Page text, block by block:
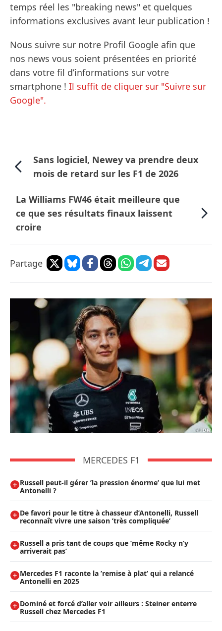
temps réel les "breaking news" et quelques
informations exclusives avant leur publication !
Nous suivre sur notre Profil Google afin que
nos news vous soient présentées en priorité
dans votre fil d’informations sur votre
smartphone ! Il suffit de cliquer sur "Suivre sur
Google".
Sans logiciel, Newey va prendre deux
mois de retard sur les F1 de 2026
La Williams FW46 était meilleure que
ce que ses résultats finaux laissent
croire
Partage
MERCEDES F1
Russell peut-il gérer ’la pression énorme’ que lui met
Antonelli ?
De favori pour le titre à chasseur d’Antonelli, Russell
reconnaît vivre une saison ’très compliquée’
Russell a pris tant de coups que ’même Rocky n’y
arriverait pas’
Mercedes F1 raconte la ’remise à plat’ qui a relancé
Antonelli en 2025
Dominé et forcé d’aller voir ailleurs : Steiner enterre
Russell chez Mercedes F1